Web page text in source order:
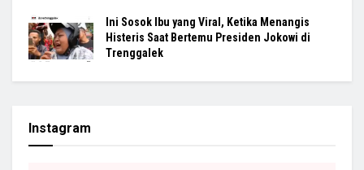
Ini Sosok Ibu yang Viral, Ketika Menangis
Histeris Saat Bertemu Presiden Jokowi di
Trenggalek
Instagram